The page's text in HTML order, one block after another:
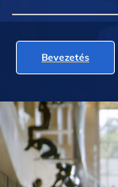
Bevezetés